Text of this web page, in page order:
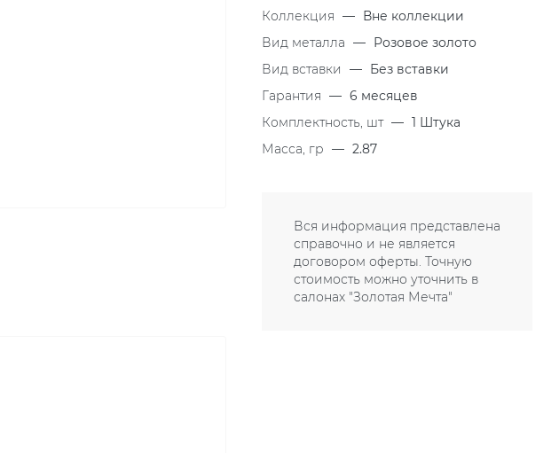
Коллекция — Вне коллекции
Вид металла — Розовое золото
Вид вставки
— Без вставки
Гарантия — 6 месяцев
Комплектность, шт — 1 Штука
Масса, гр — 2.87
Вся информация представлена
справочно и не является
договором оферты. Точную
стоимость можно уточнить в
салонах "Золотая Мечта"